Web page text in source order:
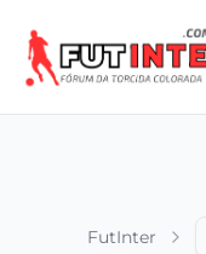
FutInter